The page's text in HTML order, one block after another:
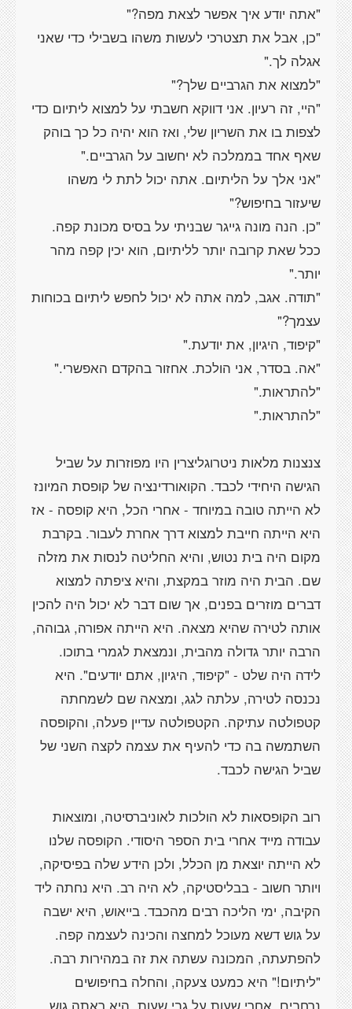
"אתה יודע איך אפשר לצאת מפה?"
"כן, אבל את תצטרכי לעשות משהו בשבילי כדי שאני
אגלה לך."
"למצוא את הגרביים שלך?"
"היי, זה רעיון. אני דווקא חשבתי על למצוא ליתיום כדי
לצפות בו את השריון שלי, ואז הוא יהיה כל כך בוהק
שאף אחד בממלכה לא יחשוב על הגרביים."
"אני אלך על הליתיום. אתה יכול לתת לי משהו
שיעזור בחיפוש?"
"כן. הנה מונה גייגר שבניתי על בסיס מכונת קפה.
ככל שאת קרובה יותר לליתיום, הוא יכין קפה מהר
יותר."
"תודה. אגב, למה אתה לא יכול לחפש ליתיום בכוחות
עצמך?"
"קיפוד, היגיון, את יודעת."
"אה. בסדר, אני הולכת. אחזור בהקדם האפשרי."
"להתראות."
"להתראות."
צנצנות מלאות ניטרוגליצרין היו מפוזרות על שביל
הגישה היחידי לכבד. הקואורדינציה של קופסת המיונז
לא הייתה טובה במיוחד - אחרי הכל, היא קופסה - אז
היא הייתה חייבת למצוא דרך אחרת לעבור. בקרבת
מקום היה בית נטוש, והיא החליטה לנסות את מזלה
שם. הבית היה מוזר במקצת, והיא ציפתה למצוא
דברים מוזרים בפנים, אך שום דבר לא יכול היה להכין
אותה לטירה שהיא מצאה. היא הייתה אפורה, גבוהה,
הרבה יותר גדולה מהבית, ונמצאת לגמרי בתוכו.
לידה היה שלט - "קיפוד, היגיון, אתם יודעים". היא
נכנסה לטירה, עלתה לגג, ומצאה שם לשמחתה
קטפולטה עתיקה. הקטפולטה עדיין פעלה, והקופסה
השתמשה בה כדי להעיף את עצמה לקצה השני של
שביל הגישה לכבד.
רוב הקופסאות לא הולכות לאוניברסיטה, ומוצאות
עבודה מייד אחרי בית הספר היסודי. הקופסה שלנו
לא הייתה יוצאת מן הכלל, ולכן הידע שלה בפיסיקה,
ויותר חשוב - בבליסטיקה, לא היה רב. היא נחתה ליד
הקיבה, ימי הליכה רבים מהכבד. בייאוש, היא ישבה
על גוש דשא מעוכל למחצה והכינה לעצמה קפה.
להפתעתה, המכונה עשתה את זה במהירות רבה.
"ליתיום!" היא כמעט צעקה, והחלה בחיפושים
נרחבים. אחרי שעות על גבי שעות, היא ראתה גוש